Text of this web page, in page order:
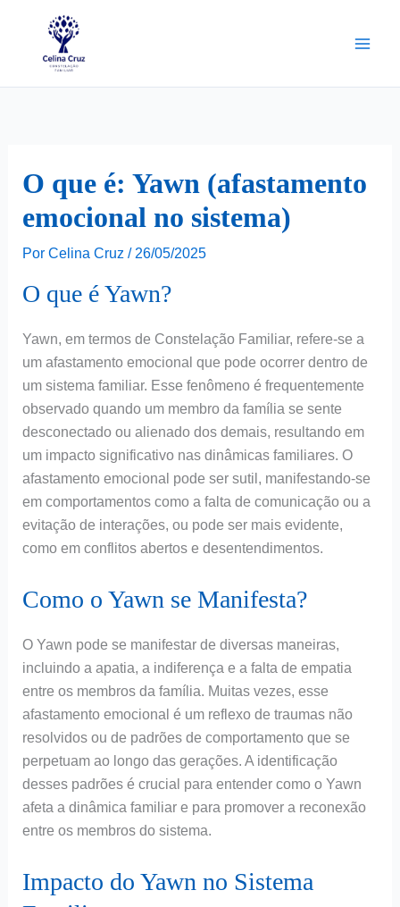
O que é: Yawn (afastamento
emocional no sistema)
Por Celina Cruz / 26/05/2025
O que é Yawn?
Yawn, em termos de Constelação Familiar, refere-se a
um afastamento emocional que pode ocorrer dentro de
um sistema familiar. Esse fenômeno é frequentemente
observado quando um membro da família se sente
desconectado ou alienado dos demais, resultando em
um impacto significativo nas dinâmicas familiares. O
afastamento emocional pode ser sutil, manifestando-se
em comportamentos como a falta de comunicação ou a
evitação de interações, ou pode ser mais evidente,
como em conflitos abertos e desentendimentos.
Como o Yawn se Manifesta?
O Yawn pode se manifestar de diversas maneiras,
incluindo a apatia, a indiferença e a falta de empatia
entre os membros da família. Muitas vezes, esse
afastamento emocional é um reflexo de traumas não
resolvidos ou de padrões de comportamento que se
perpetuam ao longo das gerações. A identificação
desses padrões é crucial para entender como o Yawn
afeta a dinâmica familiar e para promover a reconexão
entre os membros do sistema.
Impacto do Yawn no Sistema